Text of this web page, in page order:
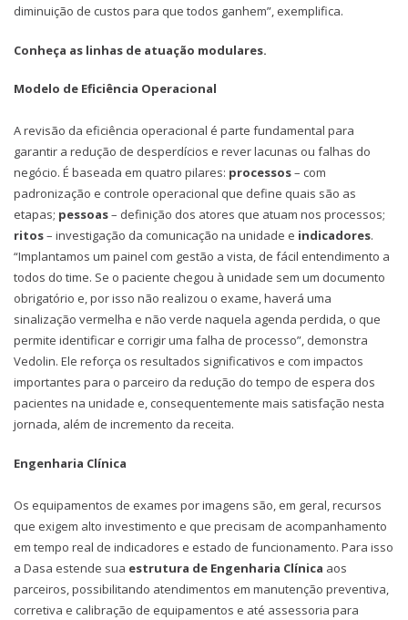
diminuição de custos para que todos ganhem”, exemplifica.
Conheça as linhas de atuação modulares.
Modelo de Eficiência Operacional
A revisão da eficiência operacional é parte fundamental para
garantir a redução de desperdícios e rever lacunas ou falhas do
negócio. É baseada em quatro pilares: processos– com
padronização e controle operacional que define quais são as
etapas; pessoas– definição dos atores que atuam nos processos;
ritos– investigação da comunicação na unidade e indicadores.
“Implantamos um painel com gestão a vista, de fácil entendimento a
todos do time. Se o paciente chegou à unidade sem um documento
obrigatório e, por isso não realizou o exame, haverá uma
sinalização vermelha e não verde naquela agenda perdida, o que
permite identificar e corrigir uma falha de processo”, demonstra
Vedolin. Ele reforça os resultados significativos e com impactos
importantes para o parceiro da redução do tempo de espera dos
pacientes na unidade e, consequentemente mais satisfação nesta
jornada, além de incremento da receita.
Engenharia Clínica
Os equipamentos de exames por imagens são, em geral, recursos
que exigem alto investimento e que precisam de acompanhamento
em tempo real de indicadores e estado de funcionamento. Para isso
a Dasa estende sua estrutura de Engenharia Clínica aos
parceiros, possibilitando atendimentos em manutenção preventiva,
corretiva e calibração de equipamentos e até assessoria para